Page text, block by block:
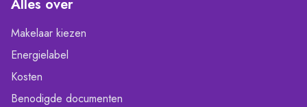
Alles over
Makelaar kiezen
Energielabel
Kosten
Benodigde documenten